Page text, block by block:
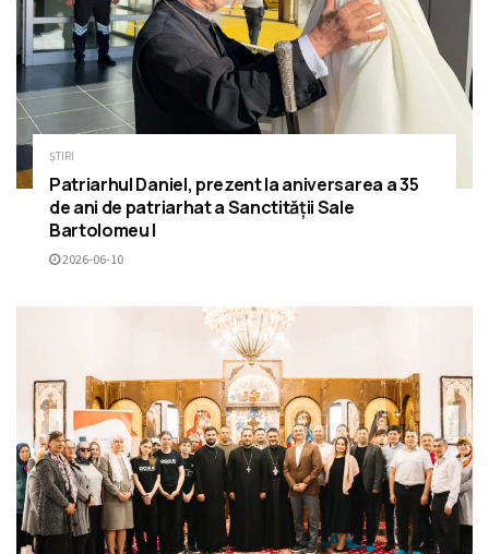
ȘTIRI
Patriarhul Daniel, prezent la aniversarea a 35
de ani de patriarhat a Sanctității Sale
Bartolomeu I
2026-06-10